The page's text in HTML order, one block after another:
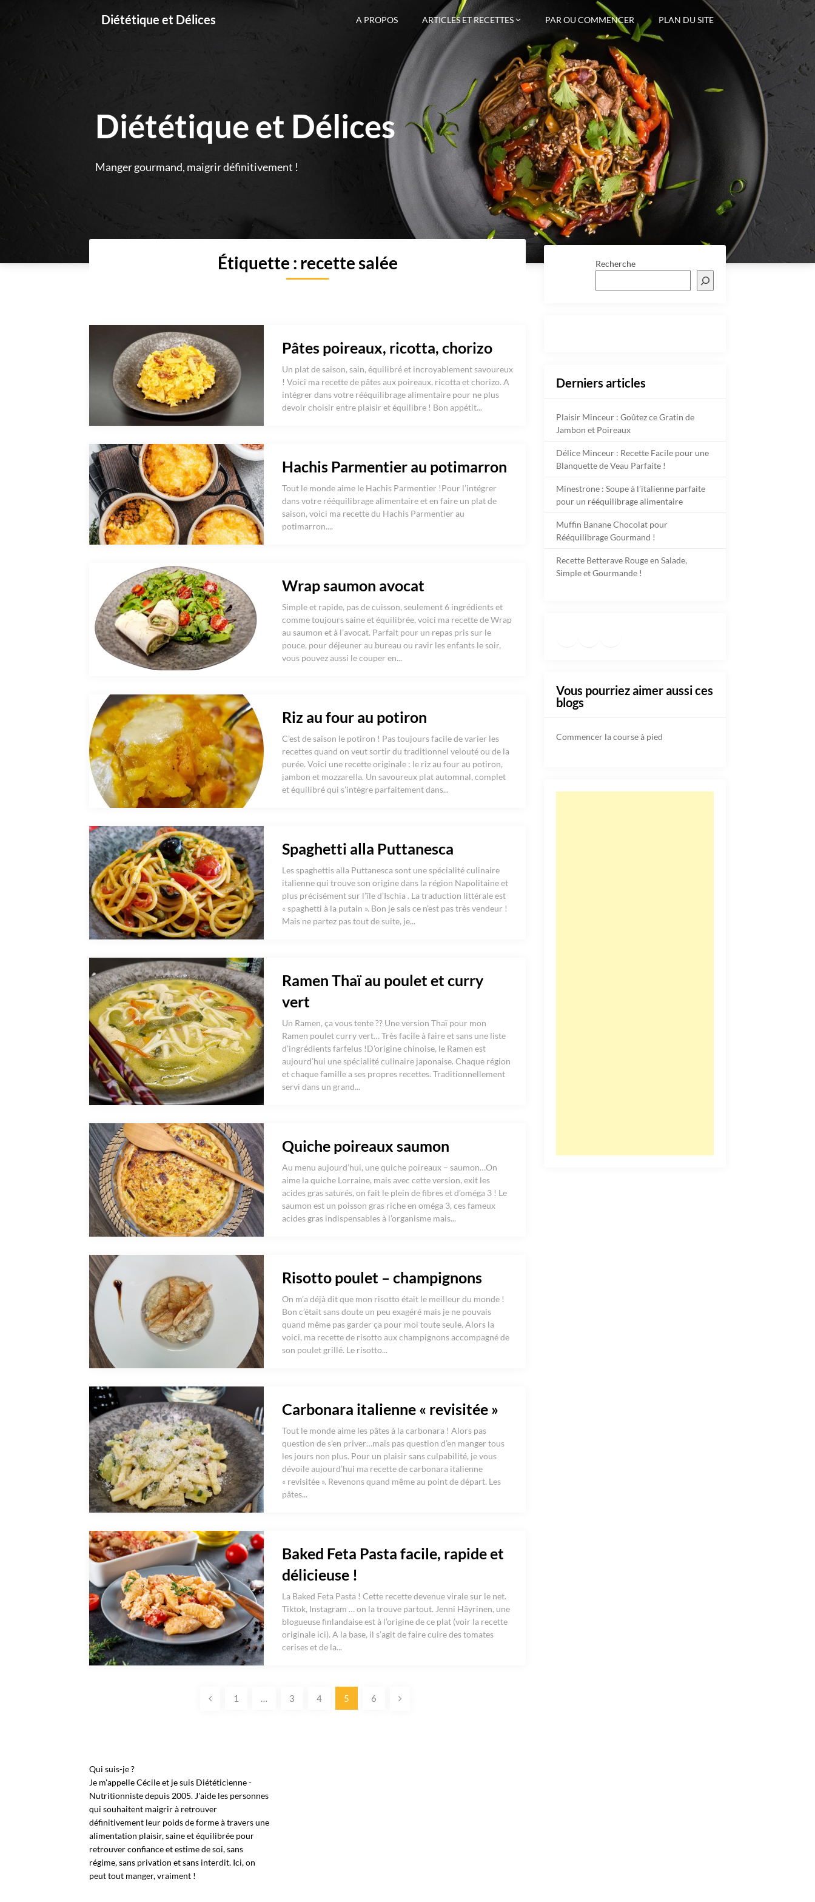
Diététique et Délices A PROPOS ARTICLES ET RECETTES PAR OU COMMENCER PLAN DU SITE
Diététique et Délices
Manger gourmand, maigrir définitivement !
Étiquette : recette salée
Pâtes poireaux, ricotta, chorizo
Un plat de saison, sain, équilibré et incroyablement savoureux
! Voici ma recette de pâtes aux poireaux, ricotta et chorizo. A
intégrer dans votre rééquilibrage alimentaire pour ne plus
devoir choisir entre plaisir et équilibre ! Bon appétit...
Hachis Parmentier au potimarron
Tout le monde aime le Hachis Parmentier !Pour l’intégrer
dans votre rééquilibrage alimentaire et en faire un plat de
saison, voici ma recette du Hachis Parmentier au
potimarron....
Wrap saumon avocat
Simple et rapide, pas de cuisson, seulement 6 ingrédients et
comme toujours saine et équilibrée, voici ma recette de Wrap
au saumon et à l’avocat. Parfait pour un repas pris sur le
pouce, pour déjeuner au bureau ou ravir les enfants le soir,
vous pouvez aussi le couper en...
Riz au four au potiron
C’est de saison le potiron ! Pas toujours facile de varier les
recettes quand on veut sortir du traditionnel velouté ou de la
purée. Voici une recette originale : le riz au four au potiron,
jambon et mozzarella. Un savoureux plat automnal, complet
et équilibré qui s’intègre parfaitement dans...
Spaghetti alla Puttanesca
Les spaghettis alla Puttanesca sont une spécialité culinaire
italienne qui trouve son origine dans la région Napolitaine et
plus précisément sur l’île d’Ischia . La traduction littérale est
« spaghetti à la putain ». Bon je sais ce n’est pas très vendeur !
Mais ne partez pas tout de suite, je...
Ramen Thaï au poulet et curry
vert
Un Ramen, ça vous tente ?? Une version Thaï pour mon
Ramen poulet curry vert… Très facile à faire et sans une liste
d’ingrédients farfelus !D’origine chinoise, le Ramen est
aujourd’hui une spécialité culinaire japonaise. Chaque région
et chaque famille a ses propres recettes. Traditionnellement
servi dans un grand...
Quiche poireaux saumon
Au menu aujourd’hui, une quiche poireaux – saumon…On
aime la quiche Lorraine, mais avec cette version, exit les
acides gras saturés, on fait le plein de fibres et d’oméga 3 ! Le
saumon est un poisson gras riche en oméga 3, ces fameux
acides gras indispensables à l’organisme mais...
Risotto poulet – champignons
On m’a déjà dit que mon risotto était le meilleur du monde !
Bon c’était sans doute un peu exagéré mais je ne pouvais
quand même pas garder ça pour moi toute seule. Alors la
voici, ma recette de risotto aux champignons accompagné de
son poulet grillé. Le risotto...
Carbonara italienne « revisitée »
Tout le monde aime les pâtes à la carbonara ! Alors pas
question de s’en priver…mais pas question d’en manger tous
les jours non plus. Pour un plaisir sans culpabilité, je vous
dévoile aujourd’hui ma recette de carbonara italienne
« revisitée ». Revenons quand même au point de départ. Les
pâtes...
Baked Feta Pasta facile, rapide et
délicieuse !
La Baked Feta Pasta ! Cette recette devenue virale sur le net.
Tiktok, Instagram … on la trouve partout. Jenni Häyrinen, une
blogueuse finlandaise est à l’origine de ce plat (voir la recette
originale ici). A la base, il s’agit de faire cuire des tomates
cerises et de la...
1 … 3 4 5 6
Recherche
Derniers articles
Plaisir Minceur : Goûtez ce Gratin de
Jambon et Poireaux
Délice Minceur : Recette Facile pour une
Blanquette de Veau Parfaite !
Minestrone : Soupe à l’italienne parfaite
pour un rééquilibrage alimentaire
Muffin Banane Chocolat pour
Rééquilibrage Gourmand !
Recette Betterave Rouge en Salade,
Simple et Gourmande !
Vous pourriez aimer aussi ces
blogs
Commencer la course à pied
Qui suis-je ?
Je m'appelle Cécile et je suis Diététicienne -
Nutritionniste depuis 2005. J'aide les personnes
qui souhaitent maigrir à retrouver
définitivement leur poids de forme à travers une
alimentation plaisir, saine et équilibrée pour
retrouver confiance et estime de soi, sans
régime, sans privation et sans interdit. Ici, on
peut tout manger, vraiment !